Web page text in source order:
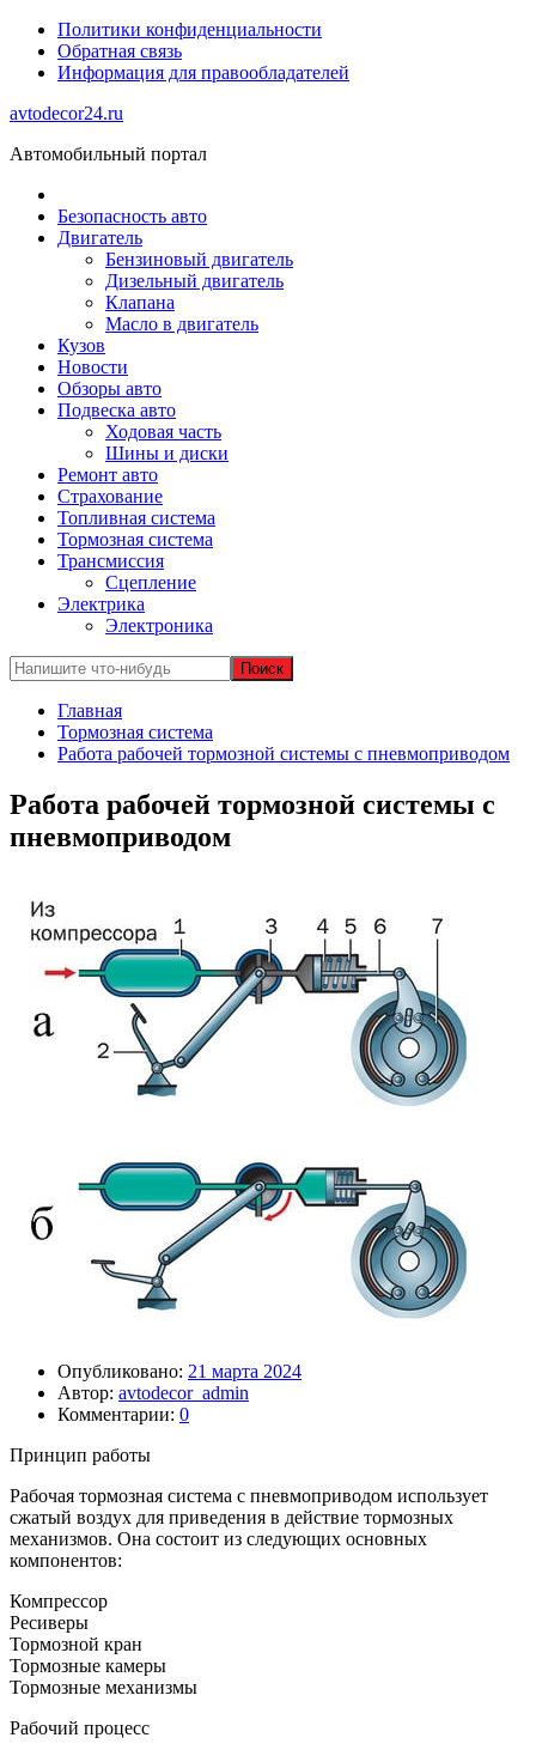
Политики конфиденциальности
Обратная связь
Информация для правообладателей
avtodecor24.ru
Автомобильный портал
Безопасность авто
Двигатель
Бензиновый двигатель
Дизельный двигатель
Клапана
Масло в двигатель
Кузов
Новости
Обзоры авто
Подвеска авто
Ходовая часть
Шины и диски
Ремонт авто
Страхование
Топливная система
Тормозная система
Трансмиссия
Сцепление
Электрика
Электроника
Главная
Тормозная система
Работа рабочей тормозной системы с пневмоприводом
Работа рабочей тормозной системы с
пневмоприводом
Опубликовано: 21 марта 2024
Автор: avtodecor_admin
Комментарии: 0
Принцип работы
Рабочая тормозная система с пневмоприводом использует
сжатый воздух для приведения в действие тормозных
механизмов. Она состоит из следующих основных
компонентов:
Компрессор
Ресиверы
Тормозной кран
Тормозные камеры
Тормозные механизмы
Рабочий процесс